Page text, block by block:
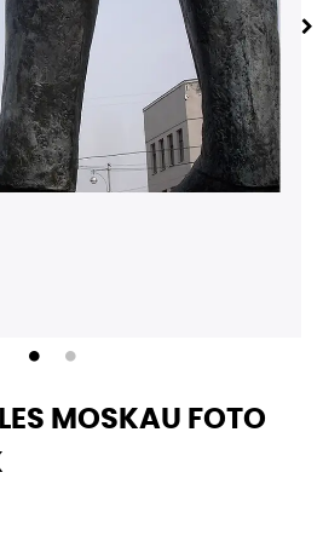
MOSKAU FOTO